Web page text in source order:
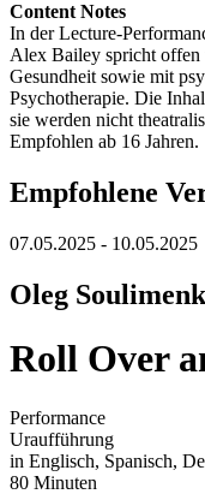
Content Notes
In der Lecture-
Alex Bailey spricht offen
Gesundheit sowie mit
Psychotherapie. Die
sie werden nicht
Empfohlen ab 16 Jahren.
Empfohlene
07.05.2025 - 10.05.2025
Oleg
Roll Over
Performance
Uraufführung
in Englisch, Spanisch,
80 Minuten